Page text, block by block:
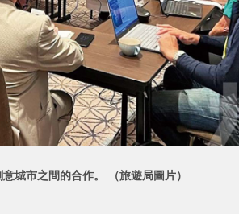
城市之間的合作。 （旅遊局圖片）